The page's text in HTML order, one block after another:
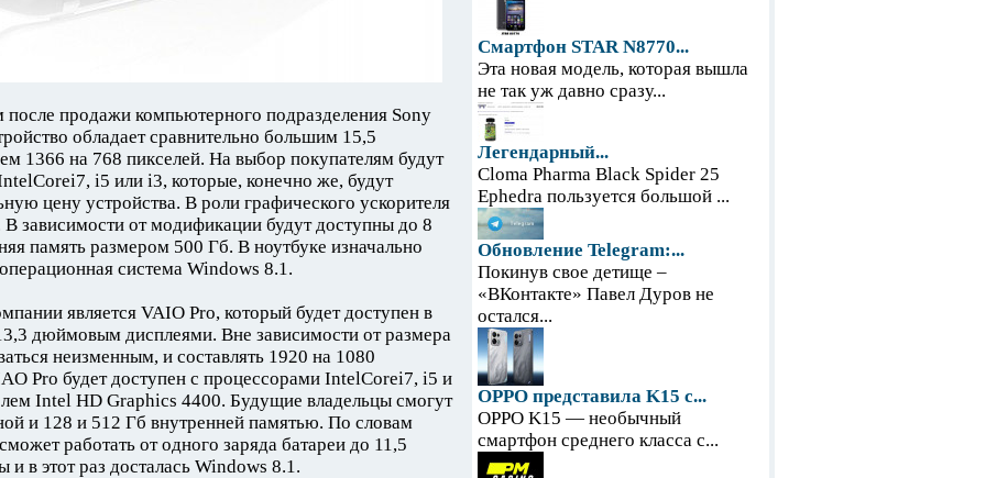
продажи компьютерного подразделения Sony
обладает сравнительно большим 15,5
1366 на 768 пикселей. На выбор покупателям будут
i5 или i3, которые, конечно же, будут
цену устройства. В роли графического ускорителя
зависимости от модификации будут доступны до 8
память размером 500 Гб. В ноутбуке изначально
система Windows 8.1.
является VAIO Pro, который будет доступен в
дюймовым дисплеями. Вне зависимости от размера
неизменным, и составлять 1920 на 1080
Pro будет доступен с процессорами IntelCorei7, i5 и
Intel HD Graphics 4400. Будущие владельцы смогут
и 128 и 512 Гб внутренней памятью. По словам
работать от одного заряда батареи до 11,5
в этот раз досталась Windows 8.1.
Смартфон STAR N8770...
Эта новая модель, которая вышла
не так уж давно сразу...
Легендарный...
Cloma Pharma Black Spider 25
Ephedra пользуется большой ...
Обновление Telegram:...
Покинув свое детище –
«ВКонтакте» Павел Дуров не
остался...
OPPO представила K15 с...
OPPO K15 — необычный
смартфон среднего класса с...